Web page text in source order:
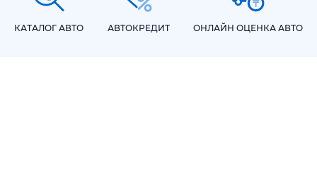
КАТАЛОГ АВТО АВТОКРЕДИТ ОНЛАЙН ОЦЕНКА АВТО